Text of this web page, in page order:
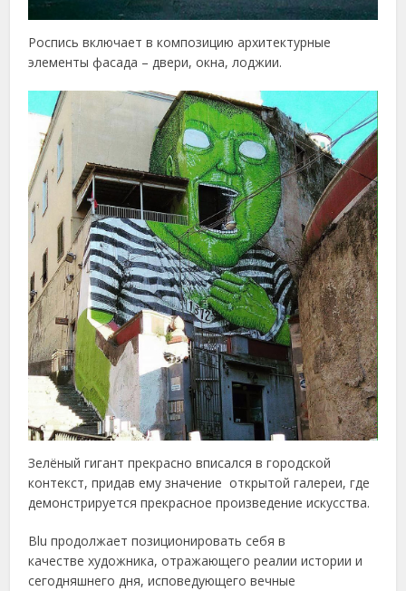
Роспись включает в композицию архитектурные
элементы фасада – двери, окна, лоджии.
Зелёный гигант прекрасно вписался в городской
контекст, придав ему значение открытой галереи, где
демонстрируется прекрасное произведение искусства.
Blu продолжает позиционировать себя в
качестве художника, отражающего реалии истории и
сегодняшнего дня, исповедующего вечные